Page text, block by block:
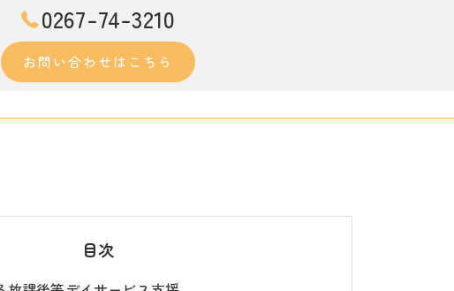
0267-74-3210
お問い合わせはこちら
目次